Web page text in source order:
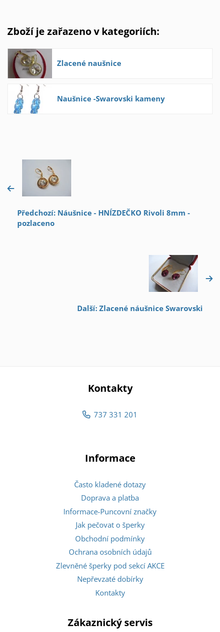
Zboží je zařazeno v kategoriích:
Zlacené naušnice
Naušnice -Swarovski kameny
Předchozí: Náušnice - HNÍZDEČKO Rivoli 8mm -
pozlaceno
Další: Zlacené náušnice Swarovski
Kontakty
737 331 201
Informace
Často kladené dotazy
Doprava a platba
Informace-Puncovní značky
Jak pečovat o šperky
Obchodní podmínky
Ochrana osobních údajů
Zlevněné šperky pod sekcí AKCE
Nepřevzaté dobírky
Kontakty
Zákaznický servis